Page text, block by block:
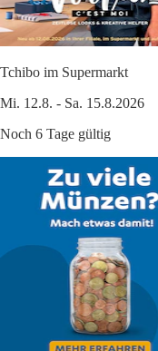
Tchibo im Supermarkt
Mi. 12.8. - Sa. 15.8.2026
Noch 6 Tage gültig